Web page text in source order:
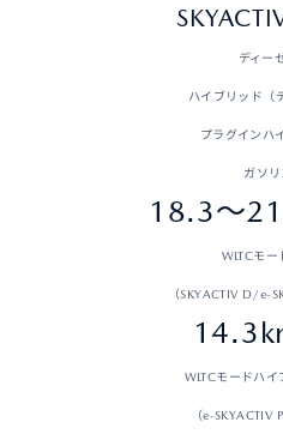
ディー
ハイブリッド（
プラグインハ
ガソリ
18.3～
WLTCモー
（SKYACTIV D/e-
WLTCモードハ
（e-SKYACTIV